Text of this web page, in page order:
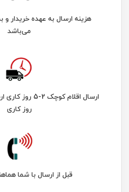
هزینه ارسال به عهده خریدار
می‌باشد
روز کاری
قبل از ارسال با شما